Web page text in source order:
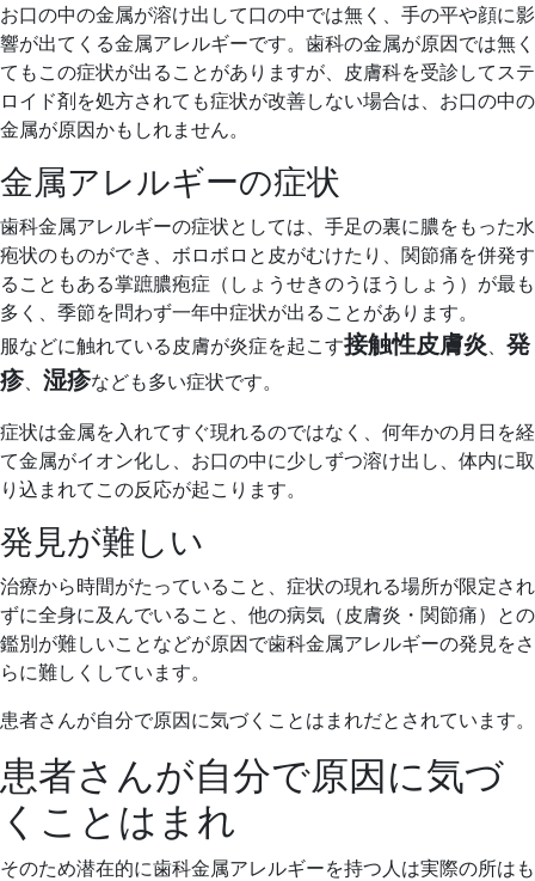
お口の中の金属が溶け出して口の中では無く、手の平や顔に影
響が出てくる金属アレルギーです。歯科の金属が原因では無く
てもこの症状が出ることがありますが、皮膚科を受診してステ
ロイド剤を処方されても症状が改善しない場合は、お口の中の
金属が原因かもしれません。
金属アレルギーの症状
歯科金属アレルギーの症状としては、手足の裏に膿をもった水
疱状のものができ、ボロボロと皮がむけたり、関節痛を併発す
ることもある掌蹠膿疱症（しょうせきのうほうしょう）が最も
多く、季節を問わず一年中症状が出ることがあります。
服などに触れている皮膚が炎症を起こす接触性皮膚炎、 発
疹、 湿疹なども多い症状です。
症状は金属を入れてすぐ現れるのではなく、何年かの月日を経
て金属がイオン化し、お口の中に少しずつ溶け出し、体内に取
り込まれてこの反応が起こります。
発見が難しい
治療から時間がたっていること、症状の現れる場所が限定され
ずに全身に及んでいること、他の病気（皮膚炎・関節痛）との
鑑別が難しいことなどが原因で歯科金属アレルギーの発見をさ
らに難しくしています。
患者さんが自分で原因に気づくことはまれだとされています。
患者さんが自分で原因に気づ
くことはまれ
そのため潜在的に歯科金属アレルギーを持つ人は実際の所はも